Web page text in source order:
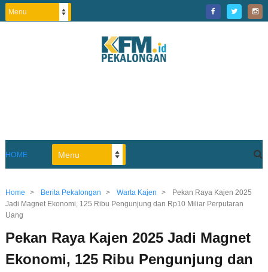
HOME
Home > Berita Pekalongan > Warta Kajen >
Pekan Raya Kajen 2025
Jadi Magnet Ekonomi, 125 Ribu Pengunjung dan Rp10 Miliar Perputaran
Uang
Pekan Raya Kajen 2025 Jadi Magnet
Ekonomi, 125 Ribu Pengunjung dan